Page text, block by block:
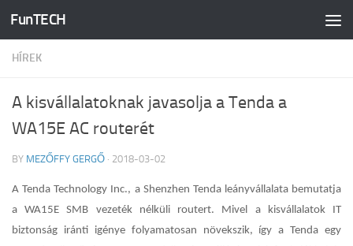
Skip to content
FunTECH
HÍREK
A kisvállalatoknak javasolja a Tenda a
WA15E AC routerét
BY MEZŐFFY GERGŐ · 2018-03-02
A Tenda Technology Inc., a Shenzhen Tenda leányvállalata bemutatja
a WA15E SMB vezeték nélküli routert. Mivel a kisvállalatok IT
biztonság iránti igénye folyamatosan növekszik, így a Tenda egy